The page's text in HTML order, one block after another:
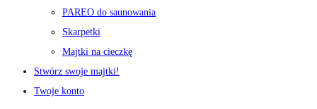
PAREO do saunowania
Skarpetki
Majtki na cieczkę
Stwórz swoje majtki!
Twoje konto